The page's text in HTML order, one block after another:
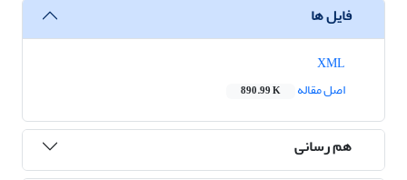
فایل ها
اصل مقاله
890.99 K
هم رسانی